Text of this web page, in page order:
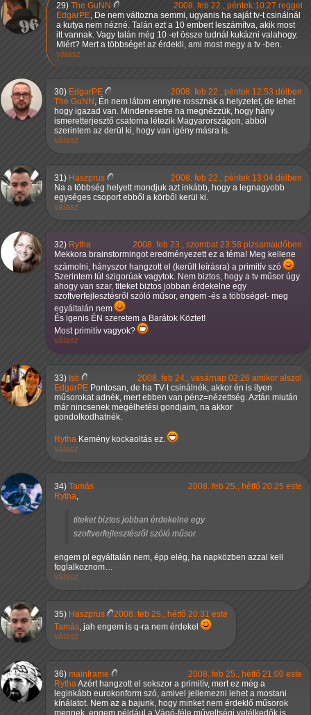
29) The GuNN
2008. feb 22., péntek 10:27 reggel
EdgarPE, De nem változna semmi, ugyanis ha saját tv-t csinálnál
a kutya nem nézné. Talán ezt a 10 embert leszámítva, akik most
itt vannak. Vagy talán még 10 -et össze tudnál kukázni valahogy.
Miért? Mert a többséget az érdekli, ami most megy a tv -ben.
válasz
30) EdgarPE
2008. feb 22., péntek 12:53 délben
The GuNN , Én nem látom ennyire rossznak a helyzetet, de lehet
hogy igazad van. Mindenesetre ha megnézzük, hogy hány
ismeretterjesztő csatorna létezik Magyarországon, abból
szerintem az derül ki, hogy van igény másra is.
válasz
31) Haszprus
2008. feb 22., péntek 13:04 délben
Na a többség helyett mondjuk azt inkább, hogy a legnagyobb
egységes csoport ebből a körből kerül ki.
válasz
32) Rytha
2008. feb 23., szombat 23:58 pizsamaidőben
Mekkora brainstormingot eredményezett ez a téma! Meg kellene
számolni, hányszor hangzott el (került leírásra) a primitív szó
Szerintem túl szigorúak vagytok. Nem biztos, hogy a tv műsor úgy
ahogy van szar, titeket biztos jobban érdekelne egy
szoftverfejlesztésről szóló műsor, engem -és a többséget- meg
egyáltalán nem
És igenis ÉN szeretem a Barátok Köztet!
Most primitív vagyok?
válasz
33) Isti
2008. feb 24., vasárnap 02:26 amikor alszol
EdgarPE Pontosan, de ha TV-t csinálnék, akkor én is ilyen
műsorokat adnék, mert ebben van pénz=nézettség. Aztán miután
már nincsenek megélhetési gondjaim, na akkor
gondolkodhatnék.
Rytha Kemény kockaoltás ez.
válasz
34) Tamás
2008. feb 25., hétfő 20:25 este
Rytha,
titeket biztos jobban érdekelne egy
szoftverfejlesztésről szóló műsor
engem pl egyáltalán nem, épp elég, ha napközben azzal kell
foglalkoznom…
válasz
35) Haszprus
2008. feb 25., hétfő 20:31 este
Tamás, jah engem is q-ra nem érdekel
válasz
36) mainframe
2008. feb 25., hétfő 21:00 este
RythaAzért hangzott el sokszor a primitív, mert ez még a
leginkább eurokonform szó, amivel jellemezni lehet a mostani
kínálatot. Nem az a bajunk, hogy minket nem érdeklő műsorok
mennek, engem például a Vágó-féle műveltségi vetélkedők is